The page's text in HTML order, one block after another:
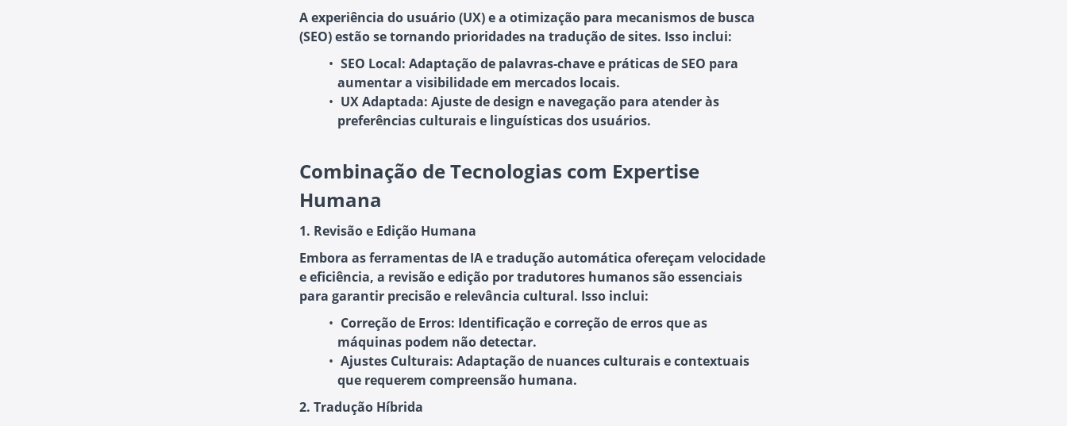
A experiência do usuário (UX) e a otimização para mecanismos de busca
(SEO) estão se tornando prioridades na tradução de sites. Isso inclui:
SEO Local: Adaptação de palavras-chave e práticas de SEO para
aumentar a visibilidade em mercados locais.
UX Adaptada: Ajuste de design e navegação para atender às
preferências culturais e linguísticas dos usuários.
Combinação de Tecnologias com Expertise
Humana
1. Revisão e Edição Humana
Embora as ferramentas de IA e tradução automática ofereçam velocidade
e eficiência, a revisão e edição por tradutores humanos são essenciais
para garantir precisão e relevância cultural. Isso inclui:
Correção de Erros: Identificação e correção de erros que as
máquinas podem não detectar.
Ajustes Culturais: Adaptação de nuances culturais e contextuais
que requerem compreensão humana.
2. Tradução Híbrida